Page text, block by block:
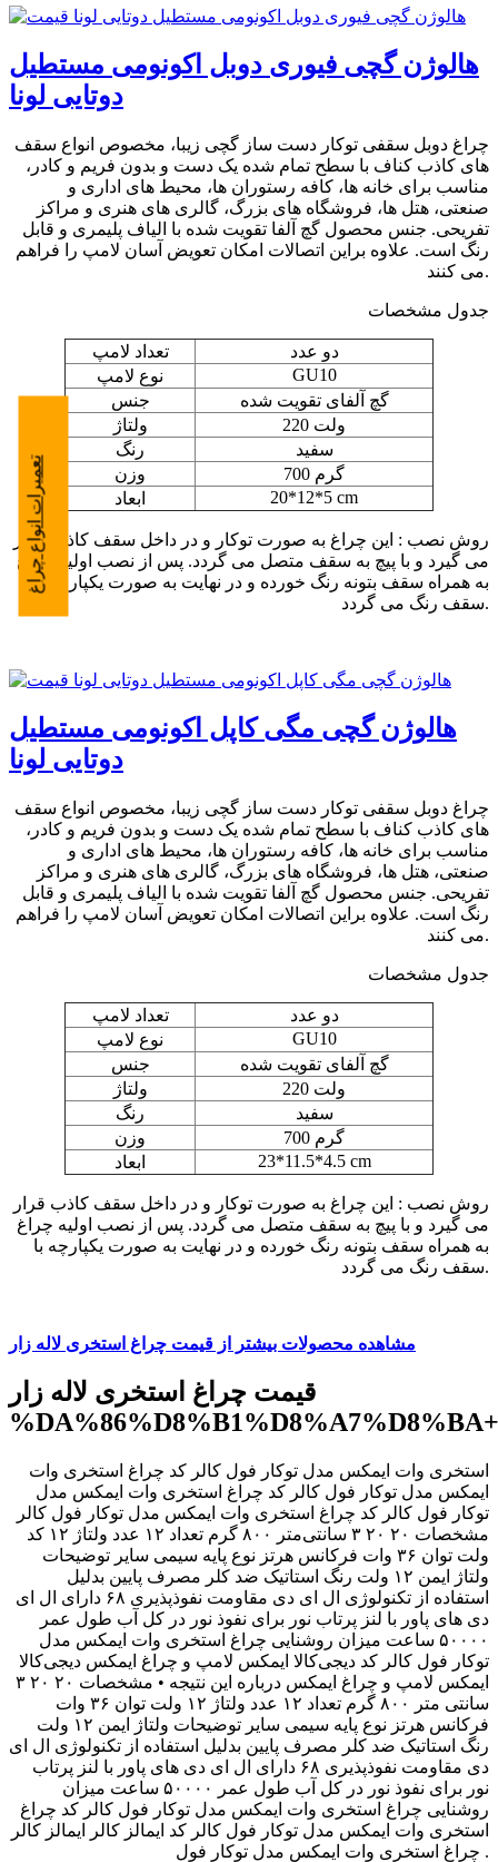
هالوژن گچی فیوری دوبل اکونومی مستطیل
دوتایی لونا
چراغ دوبل سقفی توکار دست ساز گچی زیبا، مخصوص انواع سقف
های کاذب کناف با سطح تمام شده یک دست و بدون فریم و کادر،
مناسب برای خانه ها، کافه رستوران ها، محیط های اداری و
صنعتی، هتل ها، فروشگاه های بزرگ، گالری های هنری و مراکز
تفریحی. جنس محصول گچ آلفا تقویت شده با الیاف پلیمری و قابل
رنگ است. علاوه براین اتصالات امکان تعویض آسان لامپ را فراهم
می کنند.
جدول مشخصات
تعداد لامپ
دو عدد
نوع لامپ
GU10
جنس
گچ آلفای تقویت شده
ولتاژ
220 ولت
رنگ
سفید
وزن
700 گرم
ابعاد
20*12*5 cm
روش نصب : این چراغ به صورت توکار و در داخل سقف کاذب قرار
می گیرد و با پیچ به سقف متصل می گردد. پس از نصب اولیه چراغ
به همراه سقف بتونه رنگ خورده و در نهایت به صورت یکپارچه با
سقف رنگ می گردد.
هالوژن گچی مگی کاپل اکونومی مستطیل
دوتایی لونا
چراغ دوبل سقفی توکار دست ساز گچی زیبا، مخصوص انواع سقف
های کاذب کناف با سطح تمام شده یک دست و بدون فریم و کادر،
مناسب برای خانه ها، کافه رستوران ها، محیط های اداری و
صنعتی، هتل ها، فروشگاه های بزرگ، گالری های هنری و مراکز
تفریحی. جنس محصول گچ آلفا تقویت شده با الیاف پلیمری و قابل
رنگ است. علاوه براین اتصالات امکان تعویض آسان لامپ را فراهم
می کنند.
جدول مشخصات
تعداد لامپ
دو عدد
نوع لامپ
GU10
جنس
گچ آلفای تقویت شده
ولتاژ
220 ولت
رنگ
سفید
وزن
700 گرم
ابعاد
23*11.5*4.5 cm
روش نصب : این چراغ به صورت توکار و در داخل سقف کاذب قرار
می گیرد و با پیچ به سقف متصل می گردد. پس از نصب اولیه چراغ
به همراه سقف بتونه رنگ خورده و در نهایت به صورت یکپارچه با
سقف رنگ می گردد.
مشاهده محصولات بیشتر از قیمت چراغ استخری لاله زار
قیمت چراغ استخری لاله زار
استخری وات ایمکس مدل توکار فول کالر کد چراغ استخری وات
ایمکس مدل توکار فول کالر کد چراغ استخری وات ایمکس مدل
توکار فول کالر کد ‫چراغ استخری وات ایمکس مدل توکار فول کالر
کد ‬‎ مشخصات ۲۰ ۲۰ ۳ سانتی‌متر ۸۰۰ گرم تعداد ۱۲ عدد ولتاژ ۱۲
ولت توان ۳۶ وات فرکانس هرتز نوع پایه سیمی سایر توضیحات
ولتاژ ایمن ۱۲ ولت رنگ استاتیک ضد کلر مصرف پایین بدلیل
استفاده از تکنولوژی ال ای دی مقاومت نفوذپذیری ۶۸ دارای ال ای
دی های پاور با لنز پرتاب نور برای نفوذ نور در کل آب طول عمر
۵۰۰۰۰ ساعت میزان روشنایی چراغ استخری وات ایمکس مدل
توکار فول کالر کد دیجی‌کالا ایمکس لامپ و چراغ ایمکس دیجی‌کالا
ایمکس لامپ و چراغ ایمکس درباره این نتیجه • مشخصات ۲۰ ۲۰ ۳
سانتی متر ۸۰۰ گرم تعداد ۱۲ عدد ولتاژ ۱۲ ولت توان ۳۶ وات
فرکانس هرتز نوع پایه سیمی سایر توضیحات ولتاژ ایمن ۱۲ ولت
رنگ استاتیک ضد کلر مصرف پایین بدلیل استفاده از تکنولوژی ال ای
دی مقاومت نفوذپذیری ۶۸ دارای ال ای دی های پاور با لنز پرتاب
نور برای نفوذ نور در کل آب طول عمر ۵۰۰۰۰ ساعت میزان
روشنایی چراغ استخری وات ایمکس مدل توکار فول کالر کد چراغ
استخری وات ایمکس مدل توکار فول کالر کد ایمالز کالر ایمالز کالر
چراغ استخری وات ایمکس مدل توکار فول .
تعمیرات انواع چراغ